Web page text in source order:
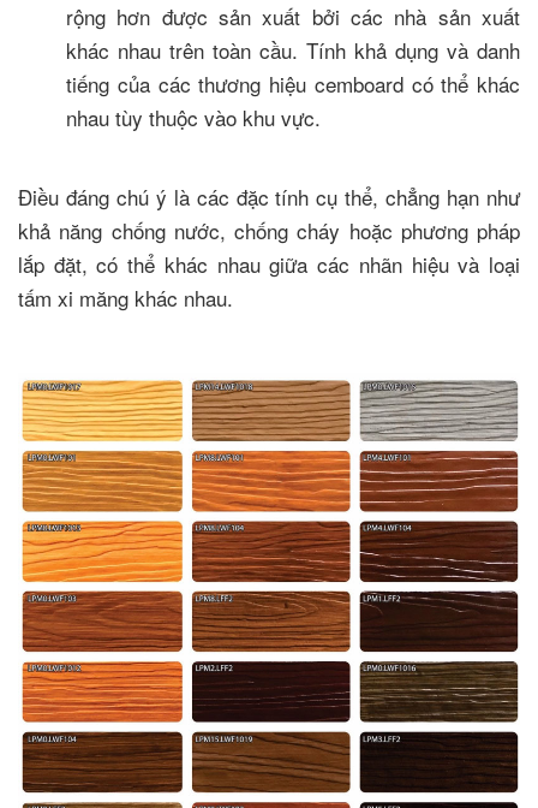
rộng hơn được sản xuất bởi các nhà sản xuất
khác nhau trên toàn cầu. Tính khả dụng và danh
tiếng của các thương hiệu cemboard có thể khác
nhau tùy thuộc vào khu vực.
Điều đáng chú ý là các đặc tính cụ thể, chẳng hạn như
khả năng chống nước, chống cháy hoặc phương pháp
lắp đặt, có thể khác nhau giữa các nhãn hiệu và loại
tấm xi măng khác nhau.